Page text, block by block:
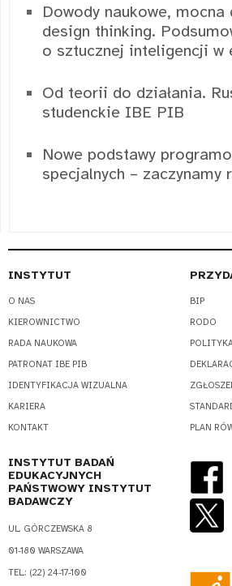
Dowody naukowe,
design thinking.
o sztucznej inteligencji w
Od teorii do działania.
studenckie IBE PIB
Nowe podstawy
specjalnych – zaczynamy
INSTYTUT
O NAS
KIEROWNICTWO
RADA NAUKOWA
PATRONAT IBE PIB
IDENTYFIKACJA WIZUALNA
KARIERA
KONTAKT
BIP
RODO
PLAN
INSTYTUT BADAŃ
EDUKACYJNYCH
PAŃSTWOWY INSTYTUT
BADAWCZY
UL. GÓRCZEWSKA 8
01-180 WARSZAWA
TEL.: (22) 24-17-100